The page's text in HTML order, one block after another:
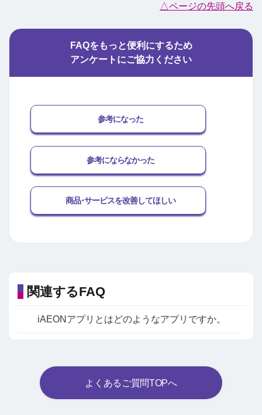
△ページの先頭へ戻る
FAQをもっと便利にするため
アンケートにご協力ください
参考になった
参考にならなかった
商品･サービスを改善してほしい
関連するFAQ
iAEONアプリとはどのようなアプリですか。
よくあるご質問TOPへ